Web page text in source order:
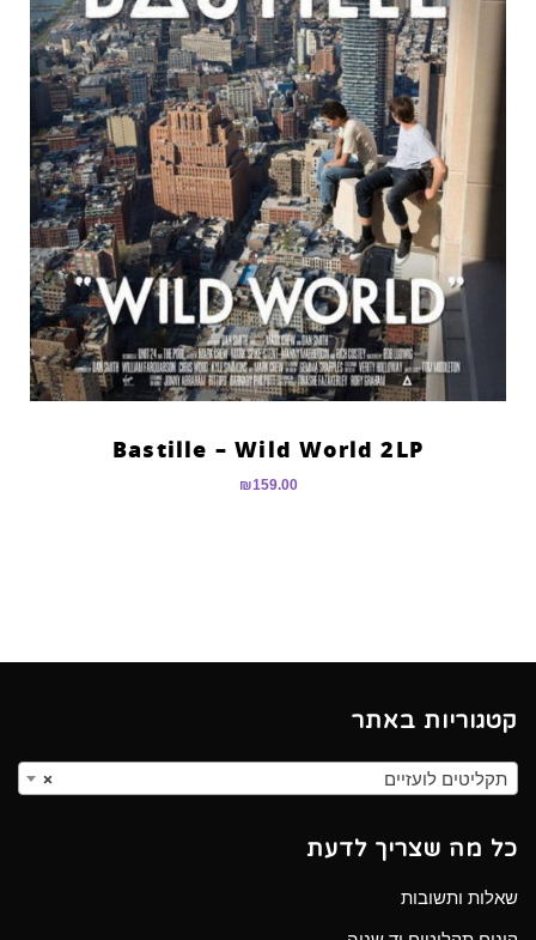
Bastille – Wild World 2LP
₪159.00
קטגוריות באתר
× תקליטים לועזיים
כל מה שצריך לדעת
שאלות ותשובות